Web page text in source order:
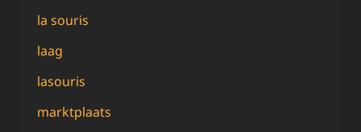
la souris
laag
lasouris
marktplaats